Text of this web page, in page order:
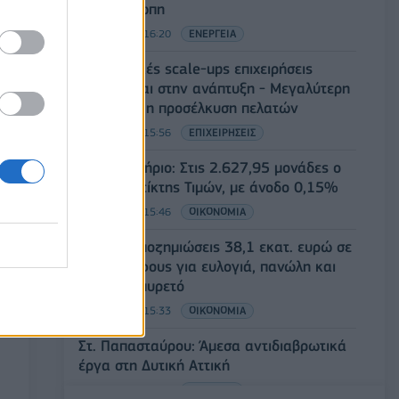
στην Ευρώπη
06/08/2026 - 16:20 ΕΝΕΡΓΕΙΑ
Οι ελληνικές scale-ups επιχειρήσεις
στρέφονται στην ανάπτυξη - Μεγαλύτερη
πρόκληση η προσέλκυση πελατών
06/08/2026 - 15:56 ΕΠΙΧΕΙΡΗΣΕΙΣ
Χρηματιστήριο: Στις 2.627,95 μονάδες ο
Γενικός Δείκτης Τιμών, με άνοδο 0,15%
06/08/2026 - 15:46 ΟΙΚΟΝΟΜΙΑ
ΥΠΑΑΤ: Αποζημιώσεις 38,1 εκατ. ευρώ σε
κτηνοτρόφους για ευλογιά, πανώλη και
αφθώδη πυρετό
06/08/2026 - 15:33 ΟΙΚΟΝΟΜΙΑ
Στ. Παπασταύρου: Άμεσα αντιδιαβρωτικά
έργα στη Δυτική Αττική